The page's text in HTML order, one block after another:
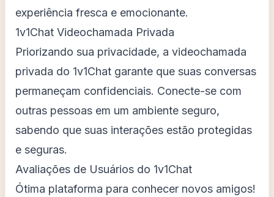
experiência fresca e emocionante.
1v1Chat Videochamada Privada
Priorizando sua privacidade, a videochamada
privada do 1v1Chat garante que suas conversas
permaneçam confidenciais. Conecte-se com
outras pessoas em um ambiente seguro,
sabendo que suas interações estão protegidas
e seguras.
Avaliações de Usuários do 1v1Chat
Ótima plataforma para conhecer novos amigos!